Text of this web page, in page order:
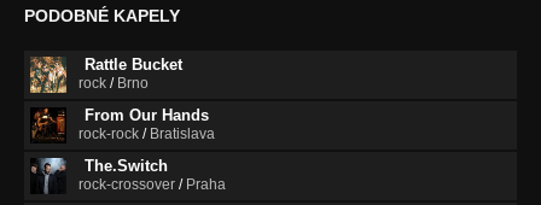
PODOBNÉ KAPELY
Rattle Bucket
rock / Brno
From Our Hands
rock-rock / Bratislava
The.Switch
rock-crossover / Praha